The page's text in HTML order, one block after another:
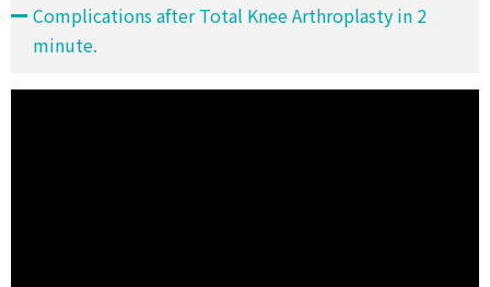
Complications after Total Knee Arthroplasty in 2
minute.